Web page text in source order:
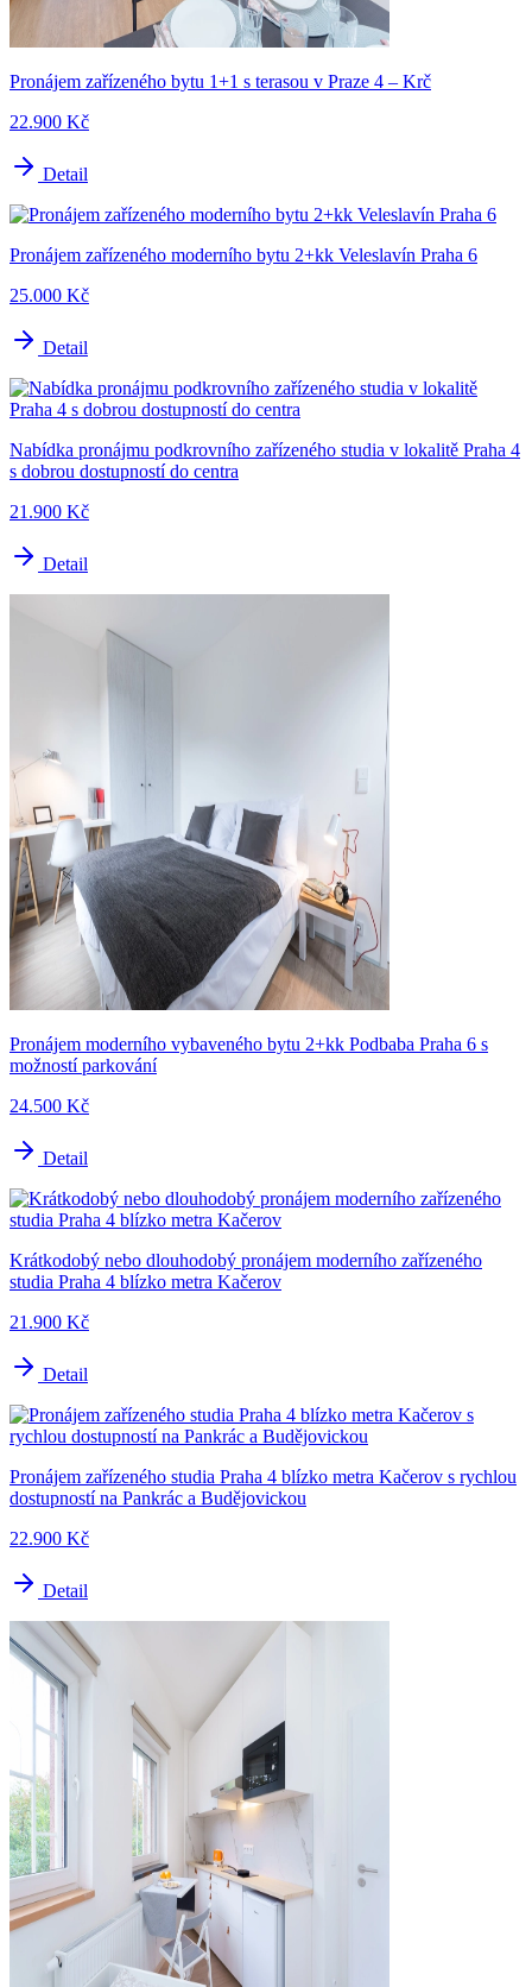
Pronájem zařízeného bytu 1+1 s terasou v Praze 4 – Krč
22.900 Kč
Detail
Pronájem zařízeného moderního bytu 2+kk Veleslavín Praha 6
25.000 Kč
Detail
Nabídka pronájmu podkrovního zařízeného studia v lokalitě Praha 4
s dobrou dostupností do centra
21.900 Kč
Detail
Pronájem moderního vybaveného bytu 2+kk Podbaba Praha 6 s
možností parkování
24.500 Kč
Detail
Krátkodobý nebo dlouhodobý pronájem moderního zařízeného
studia Praha 4 blízko metra Kačerov
21.900 Kč
Detail
Pronájem zařízeného studia Praha 4 blízko metra Kačerov s rychlou
dostupností na Pankrác a Budějovickou
22.900 Kč
Detail